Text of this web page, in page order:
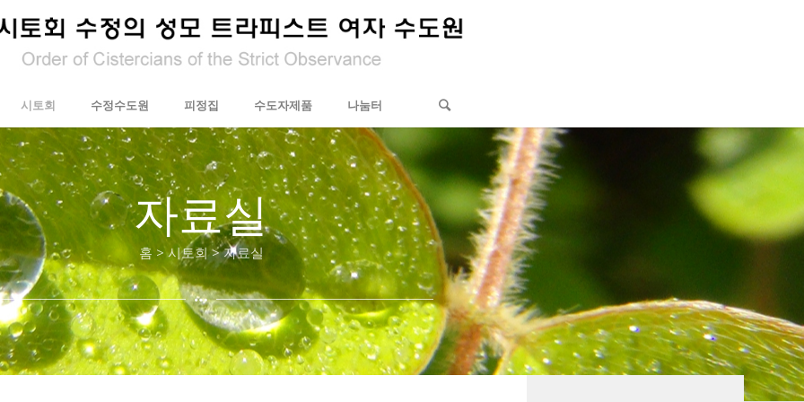
시토회 수정수도원 피정집 수도자제품 나눔터
자료실
홈 > 시토회 > 자료실